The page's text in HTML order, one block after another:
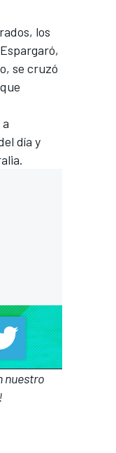
los
,
se cruzó
día y
nuestro